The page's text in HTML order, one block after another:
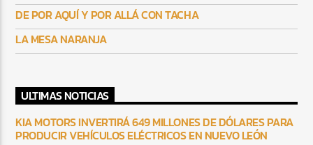
DE POR AQUÍ Y POR ALLÁ CON TACHA
LA MESA NARANJA
ULTIMAS NOTICIAS
KIA MOTORS INVERTIRÁ 649 MILLONES DE DÓLARES PARA
PRODUCIR VEHÍCULOS ELÉCTRICOS EN NUEVO LEÓN